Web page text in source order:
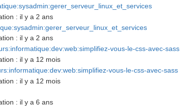
: il y a 2 ans
: il y a 2 ans
vous-le-css-avec-sass
: il y a 12 mois
vous-le-css-avec-sass
: il y a 12 mois
: il y a 6 ans